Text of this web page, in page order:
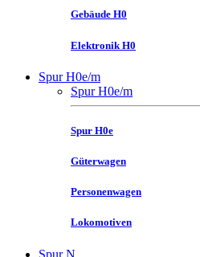
Gebäude H0
Elektronik H0
Spur H0e/m
Spur H0e/m
Spur H0e
Güterwagen
Personenwagen
Lokomotiven
Spur N